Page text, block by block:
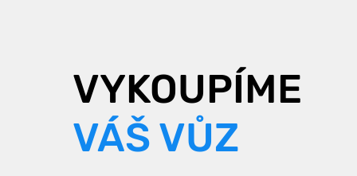
VYKOUPÍME
VÁŠ VŮZ